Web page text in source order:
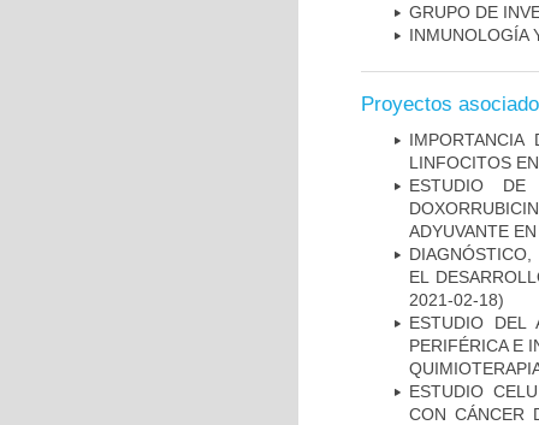
GRUPO DE
INMUNOLOGÍA
Proyectos
LINFOCITOS
ESTUDIO DE
ADYUVANTE
EL
2021-02-18)
ESTUDIO DEL
PERIFÉRICA E
ESTUDIO
CON CÁNCER